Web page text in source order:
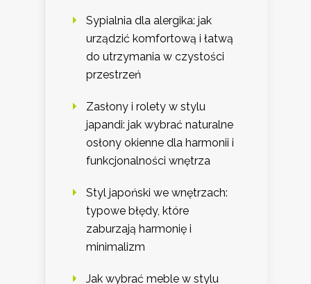
Sypialnia dla alergika: jak
urządzić komfortową i łatwą
do utrzymania w czystości
przestrzeń
Zasłony i rolety w stylu
japandi: jak wybrać naturalne
osłony okienne dla harmonii i
funkcjonalności wnętrza
Styl japoński we wnętrzach:
typowe błędy, które
zaburzają harmonię i
minimalizm
Jak wybrać meble w stylu